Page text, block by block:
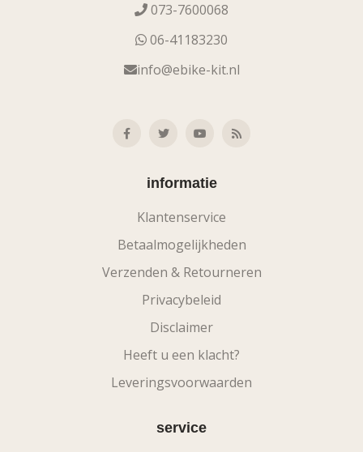
073-7600068
06-41183230
info@ebike-kit.nl
informatie
Klantenservice
Betaalmogelijkheden
Verzenden & Retourneren
Privacybeleid
Disclaimer
Heeft u een klacht?
Leveringsvoorwaarden
service